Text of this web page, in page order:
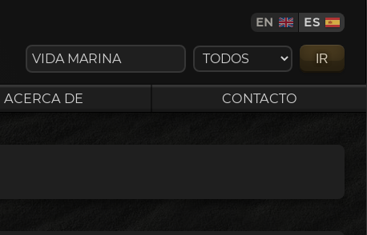
IR
ACERCA DE CONTACTO
EN ES